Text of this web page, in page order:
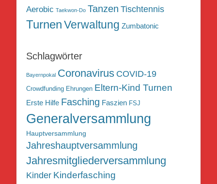
Aerobic Taekwon-Do Tanzen Tischtennis
TurnenVerwaltung Zumbatonic
Schlagwörter
Bayernpokal Coronavirus COVID-19
Crowdfunding Ehrungen Eltern-Kind Turnen
Erste Hilfe Fasching Faszien FSJ
Generalversammlung
Hauptversammlung
Jahreshauptversammlung
Jahresmitgliederversammlung
Kinder Kinderfasching